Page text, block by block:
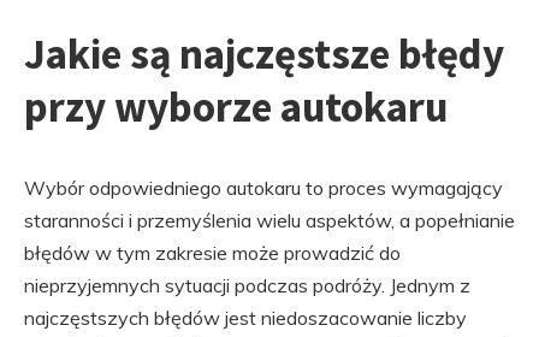
Jakie są najczęstsze błędy
przy wyborze autokaru
Wybór odpowiedniego autokaru to proces wymagający
staranności i przemyślenia wielu aspektów, a popełnianie
błędów w tym zakresie może prowadzić do
nieprzyjemnych sytuacji podczas podróży. Jednym z
najczęstszych błędów jest niedoszacowanie liczby